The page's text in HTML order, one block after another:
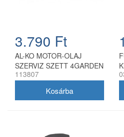
3.790 Ft
AL-KO MOTOR-OLAJ
SZERVIZ SZETT 4GARDEN
113807